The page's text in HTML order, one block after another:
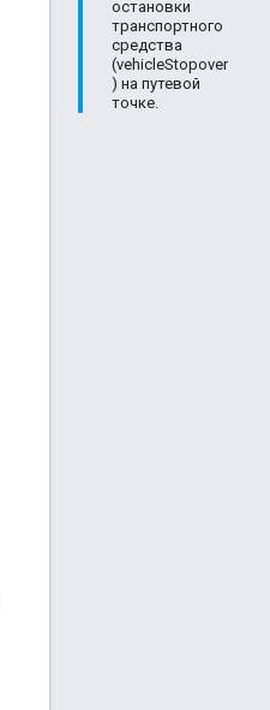
остановки
транспортного
средства
(vehicleStopover
) на путевой
точке.